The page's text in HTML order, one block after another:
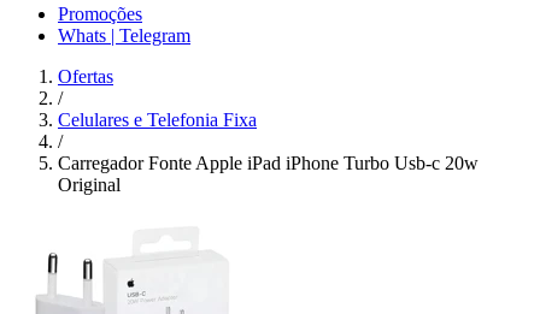
Promoções
Whats | Telegram
Ofertas
/
Celulares e Telefonia Fixa
/
Carregador Fonte Apple iPad iPhone Turbo Usb-c 20w
Original